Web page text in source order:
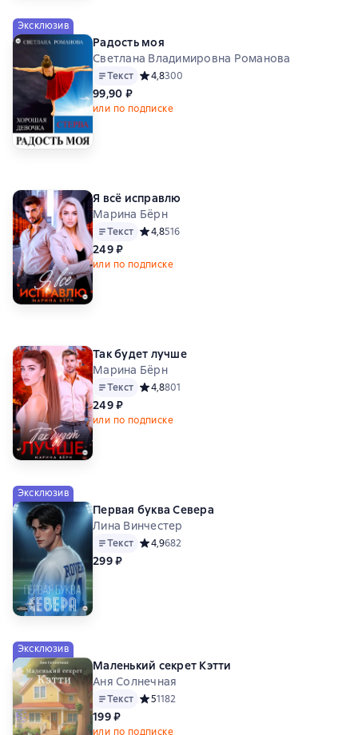
Эксклюзив
Радость моя
Светлана Владимировна Романова
Текст Средний рейтинг 4,8 на основе 300 оценок
4,8300
99,90 ₽
или по подписке
Я всё исправлю
Марина Бёрн
Текст Средний рейтинг 4,8 на основе 516 оценок
4,8516
249 ₽
или по подписке
Так будет лучше
Марина Бёрн
Текст Средний рейтинг 4,8 на основе 801 оценок
4,8801
249 ₽
или по подписке
Эксклюзив
Первая буква Севера
Лина Винчестер
Текст Средний рейтинг 4,9 на основе 682 оценок
4,9682
299 ₽
Эксклюзив
Маленький секрет Кэтти
Аня Солнечная
Текст Средний рейтинг 5 на основе 1182 оценок
51182
199 ₽
или по подписке